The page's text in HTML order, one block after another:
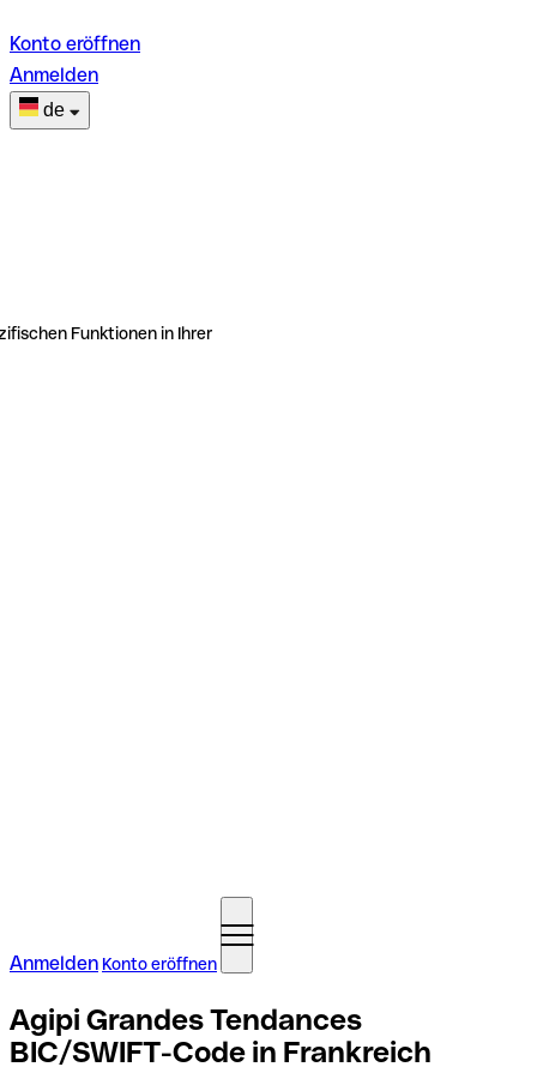
Konto eröffnen
Anmelden
de
Funktionen in Ihrer
Anmelden Konto eröffnen
Agipi Grandes Tendances
BIC/SWIFT-Code in Frankreich